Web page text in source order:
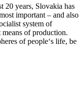
20 years, Slovakia has
important – and also
system of
of production.
of people‘s life, be